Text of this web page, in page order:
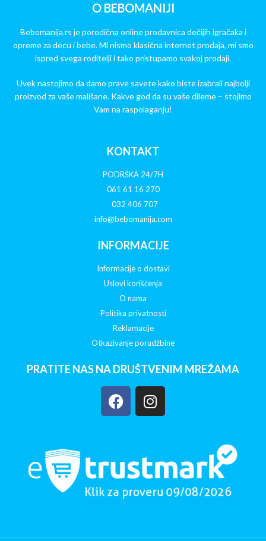
O BEBOMANIJI
Bebomanija.rs je porodična online prodavnica dečijih igračaka i
opreme za decu i bebe. Mi nismo klasična internet prodaja, mi smo
ispred svega roditelji i tako pristupamo svakoj prodaji.
Uvek nastojimo da damo prave savete kako biste izabrali najbolji
proizvod za vaše mališane. Kakve god da su vaše dileme – stojimo
Vam na raspolaganju!
KONTAKT
PODRŠKA 24/7H
061 61 16 270
032 406 707
info@bebomanija.com
INFORMACIJE
Informacije o dostavi
Uslovi korišćenja
O nama
Politika privatnosti
Reklamacije
Otkazivanje porudžbine
PRATITE NAS NA DRUŠTVENIM MREŽAMA